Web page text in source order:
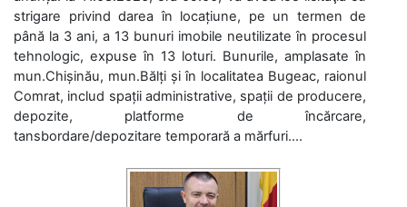
strigare privind darea în locațiune, pe un termen de
până la 3 ani, a 13 bunuri imobile neutilizate în procesul
tehnologic, expuse în 13 loturi. Bunurile, amplasate în
mun.Chișinău, mun.Bălți și în localitatea Bugeac, raionul
Comrat, includ spații administrative, spații de producere,
depozite, platforme de încărcare,
tansbordare/depozitare temporară a mărfuri....